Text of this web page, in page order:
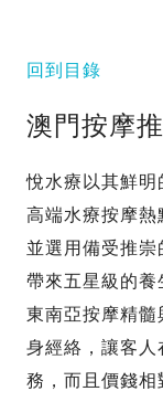
回到目錄
澳門按摩
悅水療以其鮮明
高端水療按摩熱
並選用備受推
帶來五星級的養
東南亞按摩精髓
身經絡，讓客人
務，而且價錢相